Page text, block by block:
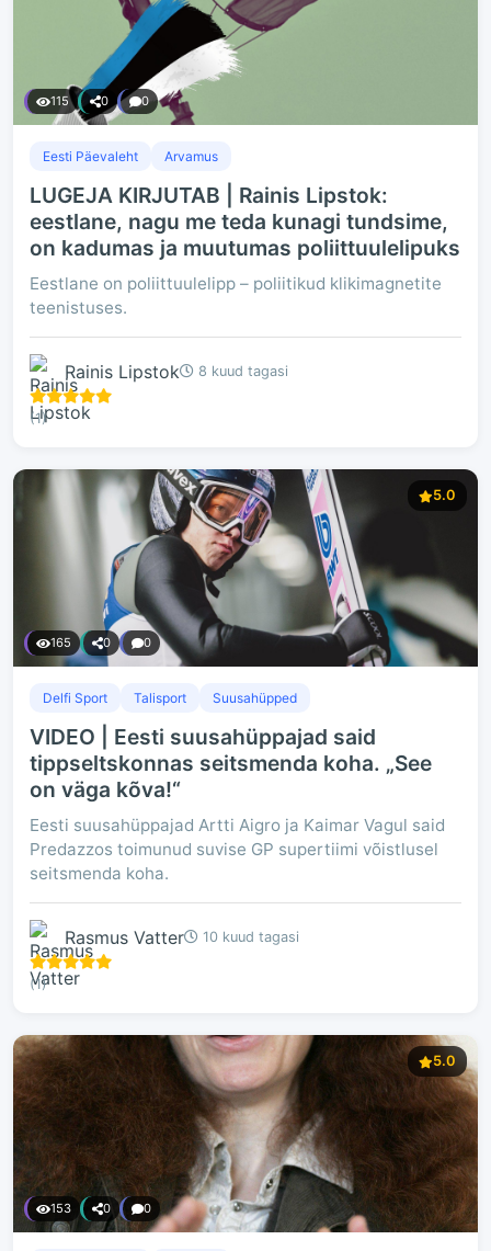
115 0 0
Eesti Päevaleht Arvamus
LUGEJA KIRJUTAB | Rainis Lipstok:
eestlane, nagu me teda kunagi tundsime,
on kadumas ja muutumas poliittuulelipuks
Eestlane on poliittuulelipp – poliitikud klikimagnetite
teenistuses.
Rainis Lipstok 8 kuud tagasi
(1)
5.0
165 0 0
Delfi Sport Talisport Suusahüpped
VIDEO | Eesti suusahüppajad said
tippseltskonnas seitsmenda koha. „See
on väga kõva!“
Eesti suusahüppajad Artti Aigro ja Kaimar Vagul said
Predazzos toimunud suvise GP supertiimi võistlusel
seitsmenda koha.
Rasmus Vatter 10 kuud tagasi
(1)
5.0
153 0 0